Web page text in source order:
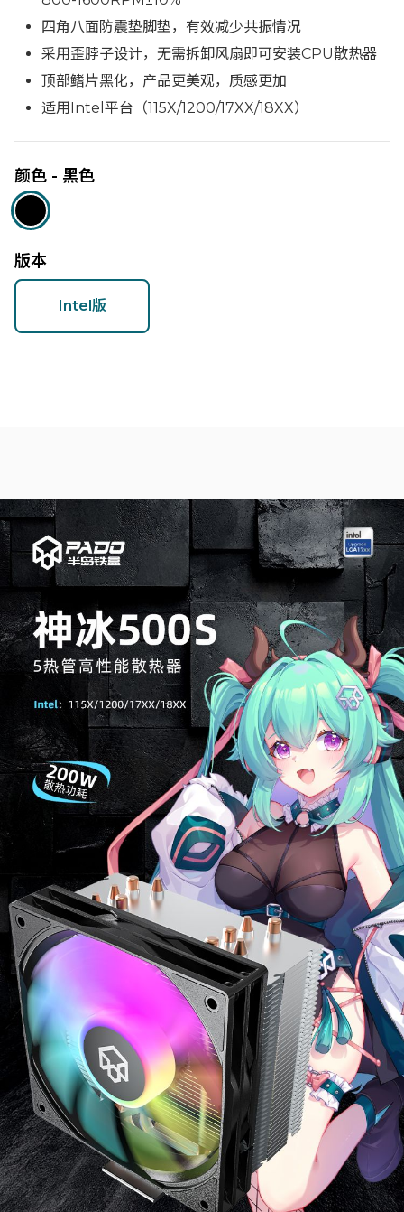
四角八面防震垫脚垫，有效减少共振情况
采用歪脖子设计，无需拆卸风扇即可安装CPU散热器
顶部鳍片黑化，产品更美观，质感更加
适用Intel平台（115X/1200/17XX/18XX）
颜色 - 黑色
版本
Intel版